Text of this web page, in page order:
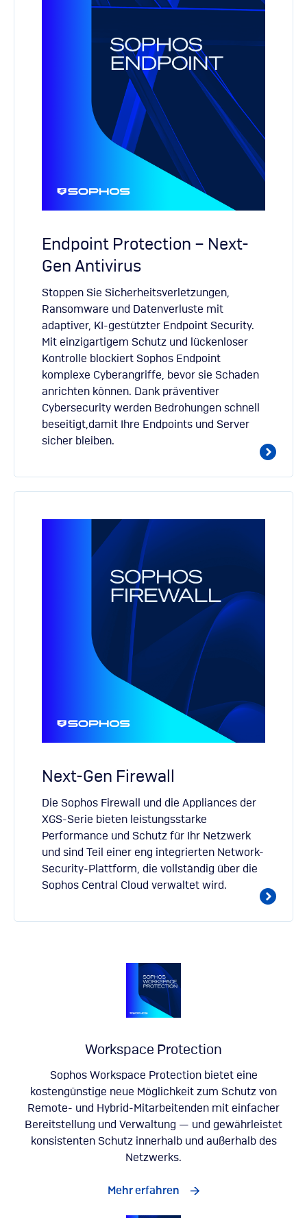
Endpoint Protection – Next-
Gen Antivirus
Stoppen Sie Sicherheitsverletzungen,
Ransomware und Datenverluste mit
adaptiver, KI-gestützter Endpoint Security.
Mit einzigartigem Schutz und lückenloser
Kontrolle blockiert Sophos Endpoint
komplexe Cyberangriffe, bevor sie Schaden
anrichten können. Dank präventiver
Cybersecurity werden Bedrohungen schnell
beseitigt,damit Ihre Endpoints und Server
sicher bleiben.
Next-Gen Firewall
Die Sophos Firewall und die Appliances der
XGS-Serie bieten leistungsstarke
Performance und Schutz für Ihr Netzwerk
und sind Teil einer eng integrierten Network-
Security-Plattform, die vollständig über die
Sophos Central Cloud verwaltet wird.
Workspace Protection
Sophos Workspace Protection bietet eine
kostengünstige neue Möglichkeit zum Schutz von
Remote- und Hybrid-Mitarbeitenden mit einfacher
Bereitstellung und Verwaltung — und gewährleistet
konsistenten Schutz innerhalb und außerhalb des
Netzwerks.
Mehr erfahren